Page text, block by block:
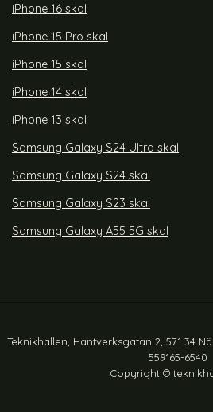
iPhone 16 skal
iPhone 15 Pro skal
iPhone 15 skal
iPhone 14 skal
iPhone 13 skal
Samsung Galaxy S24 Ultra skal
Samsung Galaxy S24 skal
Samsung Galaxy S23 skal
Samsung Galaxy A55 5G skal
Teknikhallen, Hantverksgatan 2, 571 34
559165-6540
Copyright ©